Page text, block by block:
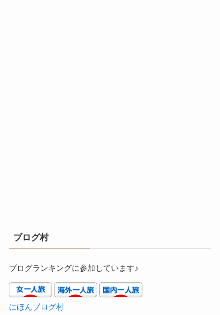
ブログ村
ブログランキングに参加しています♪
にほんブログ村